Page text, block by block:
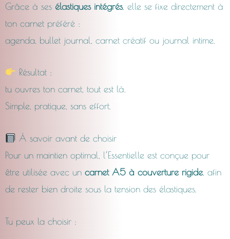
Grâce à ses élastiques intégrés, elle se fixe directement à
ton carnet préféré :
agenda, bullet journal, carnet créatif ou journal intime.
Résultat :
tu ouvres ton carnet, tout est là.
Simple, pratique, sans effort.
À savoir avant de choisir
Pour un maintien optimal, l’Essentielle est conçue pour
être utilisée avec un carnet A5 à couverture rigide , afin
de rester bien droite sous la tension des élastiques.
Tu peux la choisir :